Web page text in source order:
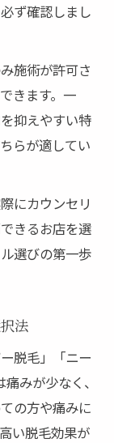
ず確認しまし
施術が許可さ
きます。一
抑えやすい特
らが適してい
にカウンセリ
きるお店を選
選びの第一歩
法
脱毛」「ニー
みが少なく、
の方や痛みに
い脱毛効果が